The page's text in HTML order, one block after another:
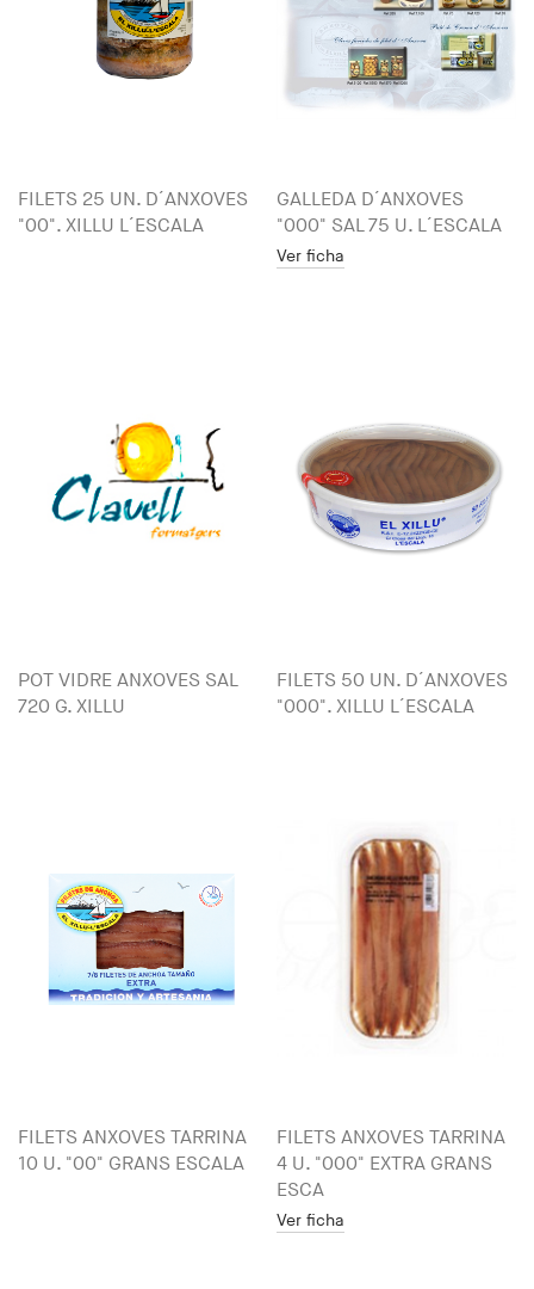
FILETS 25 UN. D´ANXOVES
"00". XILLU L´ESCALA
GALLEDA D´ANXOVES
"000" SAL 75 U. L´ESCALA
Ver ficha
POT VIDRE ANXOVES SAL
720 G. XILLU
FILETS 50 UN. D´ANXOVES
"000". XILLU L´ESCALA
FILETS ANXOVES TARRINA
10 U. "00" GRANS ESCALA
FILETS ANXOVES TARRINA
4 U. "000" EXTRA GRANS
ESCA
Ver ficha